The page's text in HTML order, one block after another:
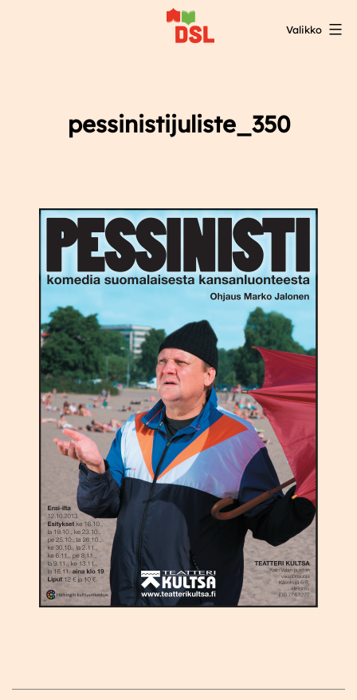
Valikko
pessinistijuliste_350